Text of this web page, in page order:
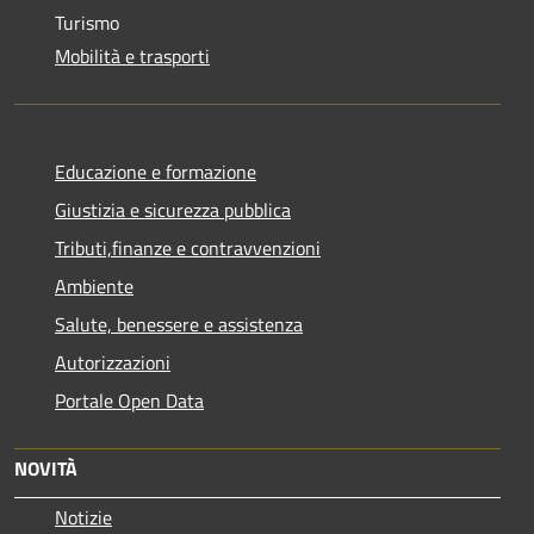
Turismo
Mobilità e trasporti
Educazione e formazione
Giustizia e sicurezza pubblica
Tributi,finanze e contravvenzioni
Ambiente
Salute, benessere e assistenza
Autorizzazioni
Portale Open Data
NOVITÀ
Notizie